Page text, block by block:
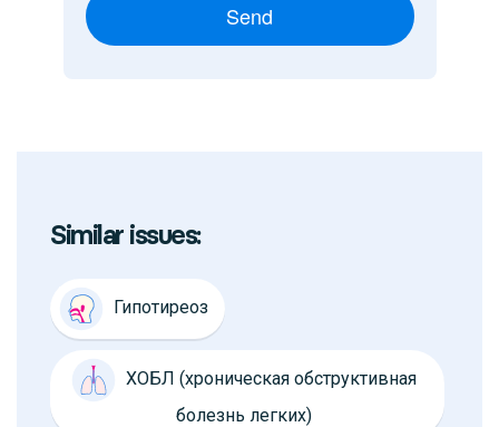
Send
Similar issues:
Гипотиреоз
ХОБЛ (хроническая обструктивная
болезнь легких)